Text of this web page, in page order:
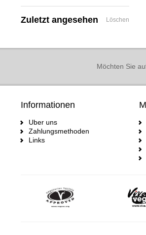
Zuletzt angesehen Löschen
Möchten Sie
Informationen
Uber uns
Zahlungsmethoden
Links